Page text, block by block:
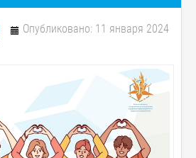
Опубликовано: 11 января 2024